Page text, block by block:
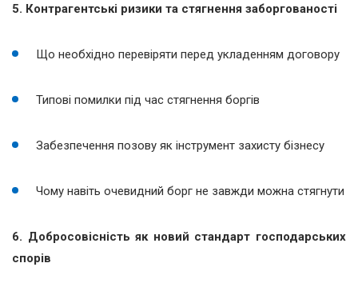
5. Контрагентські ризики та стягнення заборгованості
Що необхідно перевіряти перед укладенням договору
Типові помилки під час стягнення боргів
Забезпечення позову як інструмент захисту бізнесу
Чому навіть очевидний борг не завжди можна стягнути
6. Добросовісність як новий стандарт господарських
спорів